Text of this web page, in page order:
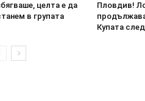
целта е да
в групата
Пловдив!
Купата